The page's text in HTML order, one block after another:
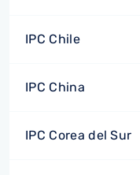
IPC Chile
IPC China
IPC Corea del Sur